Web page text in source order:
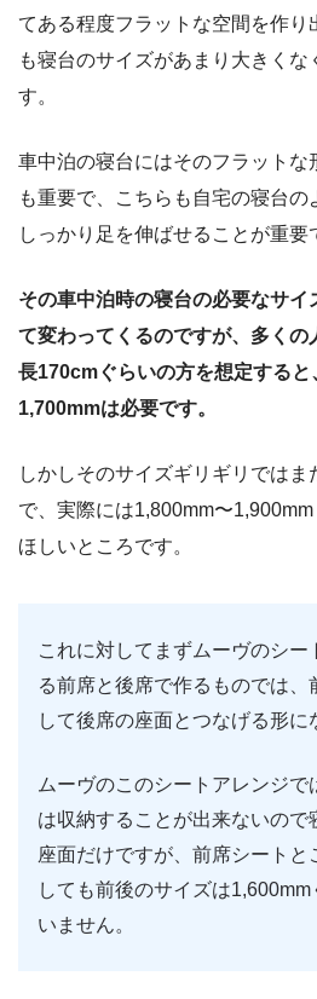
てある程度フラットな空間を作
も寝台のサイズがあまり大きくな
す。
車中泊の寝台にはそのフラットな
も重要で、こちらも自宅の寝台の
しっかり足を伸ばせることが重要
その車中泊時の寝台の必要なサイ
て変わってくるのですが、多くの
長170cmぐらいの方を想定する
1,700mmは必要です。
しかしそのサイズギリギリでは
で、実際には1,800mm〜
ほしいところです。
これに対してまずムーヴのシー
る前席と後席で作るものでは、
して後席の座面とつなげる形に
ムーヴのこのシートアレンジ
は収納することが出来ないので
座面だけですが、前席シートと
しても前後のサイズは
いません。